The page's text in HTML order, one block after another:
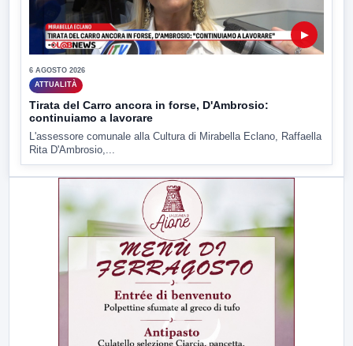
▶
6 AGOSTO 2026
ATTUALITÀ
Tirata del Carro ancora in forse, D'Ambrosio:
continuiamo a lavorare
L'assessore comunale alla Cultura di Mirabella Eclano, Raffaella
Rita D'Ambrosio,...